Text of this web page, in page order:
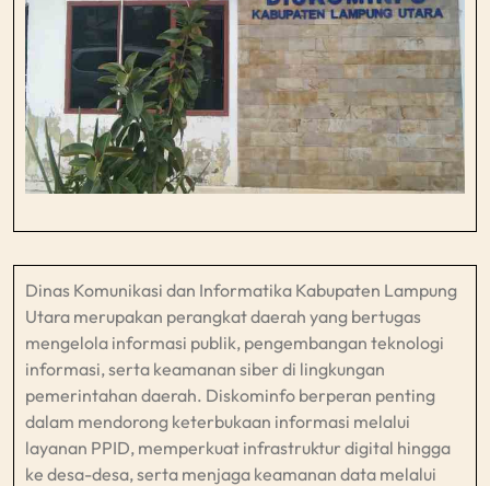
Dinas Komunikasi dan Informatika Kabupaten Lampung
Utara merupakan perangkat daerah yang bertugas
mengelola informasi publik, pengembangan teknologi
informasi, serta keamanan siber di lingkungan
pemerintahan daerah. Diskominfo berperan penting
dalam mendorong keterbukaan informasi melalui
layanan PPID, memperkuat infrastruktur digital hingga
ke desa-desa, serta menjaga keamanan data melalui